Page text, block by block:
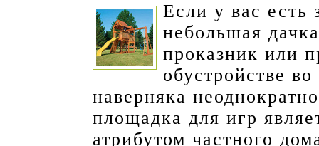
Если у вас есть
небольшая
проказник или
обустройстве
наверняка
площадка для игр
атрибутом частного